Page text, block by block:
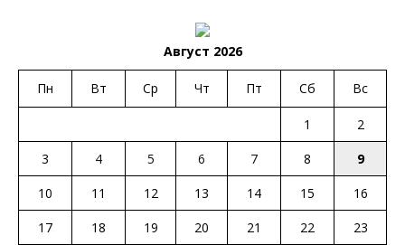
Август 2026
Пн Вт Ср Чт Пт Сб Вс
1
2
3
4 5 6 7 8
9
10
11 12 13 14 15
16
17
18 19 20 21 22
23